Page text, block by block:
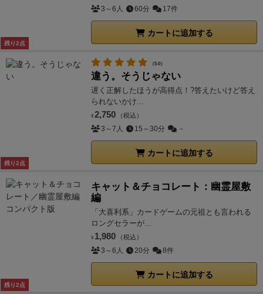
残り2点
3～6人 60分 17件
カートに追加する
残り2点
（5.0）
違う。そうじゃない
遅く正解したほうが高得点！?答えたいけど答え
られないかけ...
¥ 2,750 （税込）
3～7人 15～30分 －
カートに追加する
残り2点
キャット＆チョコレート：幽霊屋敷
編
「大喜利系」カードゲームの元祖とも言われる
ロングセラーが...
¥ 1,980 （税込）
3～6人 20分 8件
カートに追加する